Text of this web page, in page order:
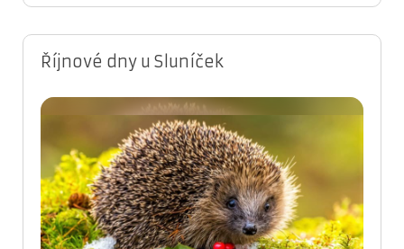
Říjnové dny u Sluníček